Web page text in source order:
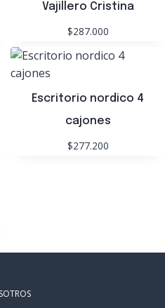
Vajillero Cristina
$287.000
Escritorio nordico 4
cajones
$277.200